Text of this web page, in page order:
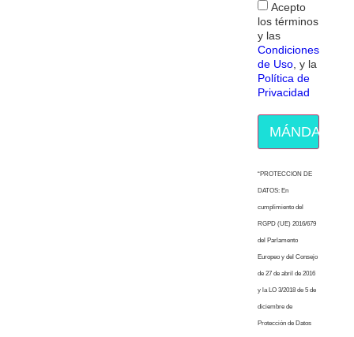
Acepto
los términos
y las
Condiciones
de Uso, y la
Política de
Privacidad
MÁNDAME
“PROTECCION DE
DATOS: En
cumplimiento del
RGPD (UE) 2016/679
del Parlamento
Europeo y del Consejo
de 27 de abril de 2016
y la LO 3/2018 de 5 de
diciembre de
Protección de Datos